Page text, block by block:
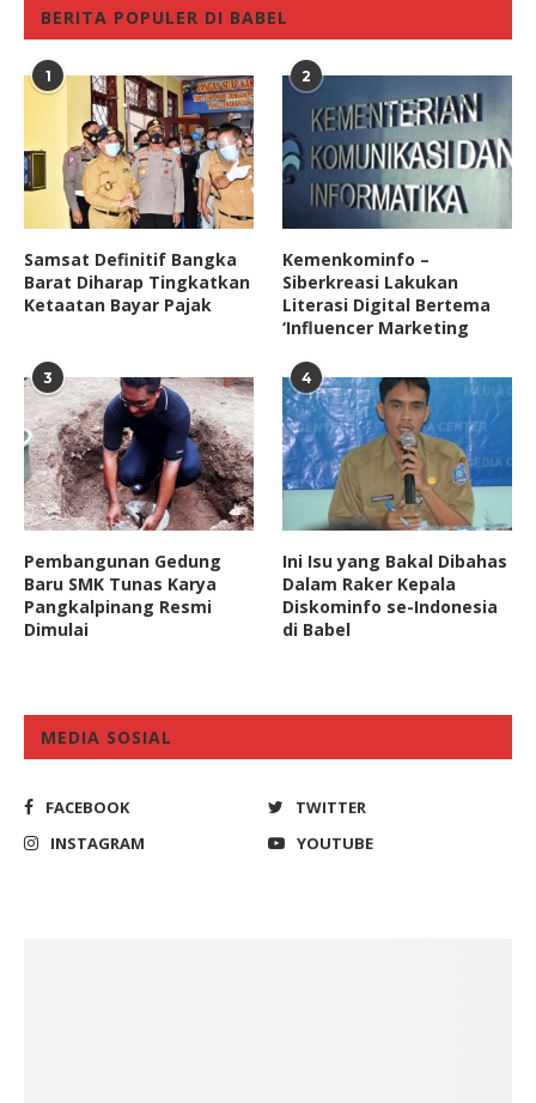
BERITA POPULER DI BABEL
1
Samsat Definitif Bangka
Barat Diharap Tingkatkan
Ketaatan Bayar Pajak
2
Kemenkominfo –
Siberkreasi Lakukan
Literasi Digital Bertema
‘Influencer Marketing
3
Pembangunan Gedung
Baru SMK Tunas Karya
Pangkalpinang Resmi
Dimulai
4
Ini Isu yang Bakal Dibahas
Dalam Raker Kepala
Diskominfo se-Indonesia
di Babel
MEDIA SOSIAL
FACEBOOK
TWITTER
INSTAGRAM
YOUTUBE